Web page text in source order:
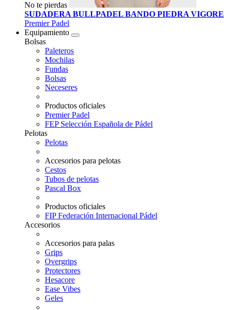
No te pierdas
SUDADERA BULLPADEL BANDO PIEDRA VIGORE
Premier Padel
Equipamiento
Bolsas
Paleteros
Mochilas
Fundas
Bolsas
Neceseres
Productos oficiales
Premier Padel
FEP Selección Española de Pádel
Pelotas
Pelotas
Accesorios para pelotas
Cestos
Tubos de pelotas
Pascal Box
Productos oficiales
FIP Federación Internacional Pádel
Accesorios
Accesorios para palas
Grips
Overgrips
Protectores
Hesacore
Ease Vibes
Geles